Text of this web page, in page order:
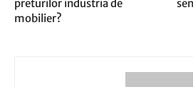
preturilor industria de
mobilier?